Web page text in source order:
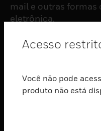
mail e outras formas
eletrônica.
PRODUTOS
Acesso
Você não pode
produto não está